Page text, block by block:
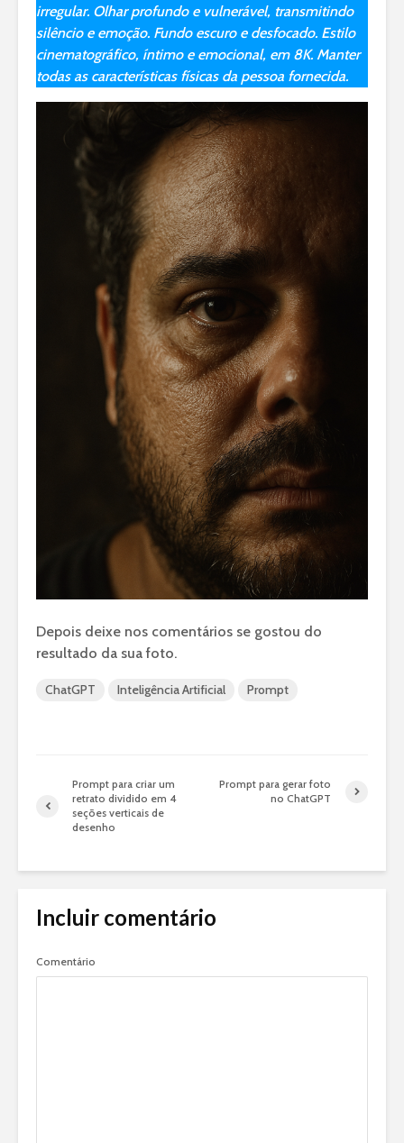
irregular. Olhar profundo e vulnerável, transmitindo
silêncio e emoção. Fundo escuro e desfocado. Estilo
cinematográfico, íntimo e emocional, em 8K. Manter
todas as características físicas da pessoa fornecida.
Depois deixe nos comentários se gostou do
resultado da sua foto.
ChatGPT Inteligência Artificial Prompt
Prompt para criar um
retrato dividido em 4
seções verticais de
desenho
Prompt para gerar foto
no ChatGPT
Incluir comentário
Comentário